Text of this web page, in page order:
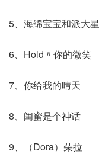
5、海绵宝宝和派大星
6、Hold〃你的微笑
7、你给我的晴天
8、闺蜜是个神话
9、（Dora）朵拉